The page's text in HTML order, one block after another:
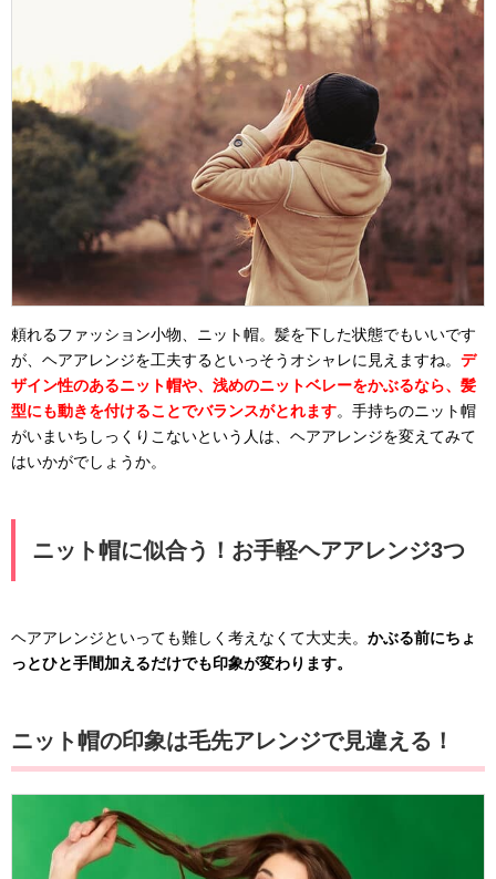
頼れるファッション小物、ニット帽。髪を下した状態でもいいです
が、ヘアアレンジを工夫するといっそうオシャレに見えますね。 デ
ザイン性のあるニット帽や、浅めのニットベレーをかぶるなら、髪
型にも動きを付けることでバランスがとれます。手持ちのニット帽
がいまいちしっくりこないという人は、ヘアアレンジを変えてみて
はいかがでしょうか。
ニット帽に似合う！お手軽ヘアアレンジ3つ
ヘアアレンジといっても難しく考えなくて大丈夫。 かぶる前にちょ
っとひと手間加えるだけでも印象が変わります。
ニット帽の印象は毛先アレンジで見違える！